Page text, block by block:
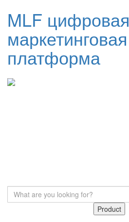
MLF цифровая
маркетинговая
платформа
Product